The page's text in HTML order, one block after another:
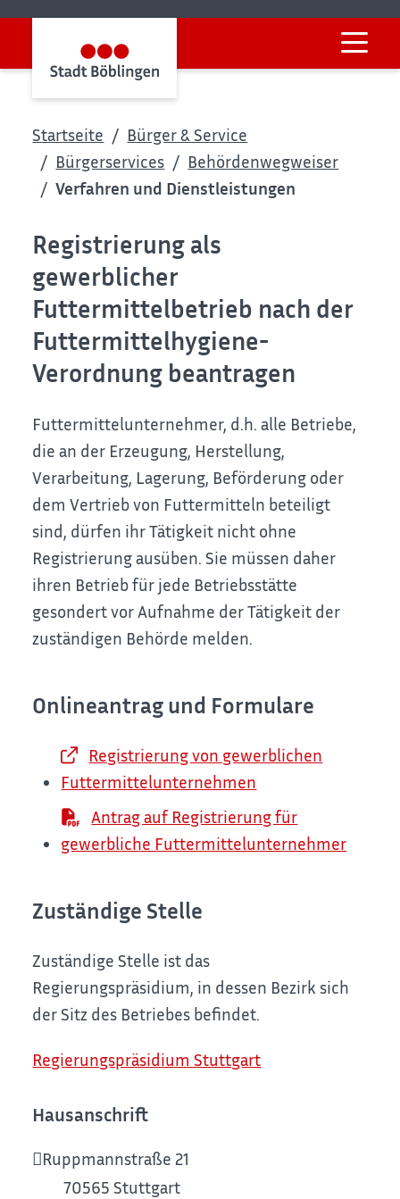
Startseite
Bürger & Service
Bürgerservices
Behördenwegweiser
Verfahren und Dienstleistungen
Registrierung als
gewerblicher
Futtermittelbetrieb nach der
Futtermittelhygiene-
Verordnung beantragen
Futtermittelunternehmer, d.h. alle Betriebe,
die an der Erzeugung, Herstellung,
Verarbeitung, Lagerung, Beförderung oder
dem Vertrieb von Futtermitteln beteiligt
sind, dürfen ihr Tätigkeit nicht ohne
Registrierung ausüben. Sie müssen daher
ihren Betrieb für jede Betriebsstätte
gesondert vor Aufnahme der Tätigkeit der
zuständigen Behörde melden.
Onlineantrag und Formulare
Registrierung von gewerblichen
Futtermittelunternehmen
Antrag auf Registrierung für
gewerbliche Futtermittelunternehmer
Zuständige Stelle
Zuständige Stelle ist das
Regierungspräsidium, in dessen Bezirk sich
der Sitz des Betriebes befindet.
Regierungspräsidium Stuttgart
Hausanschrift
Ruppmannstraße 21
70565 Stuttgart